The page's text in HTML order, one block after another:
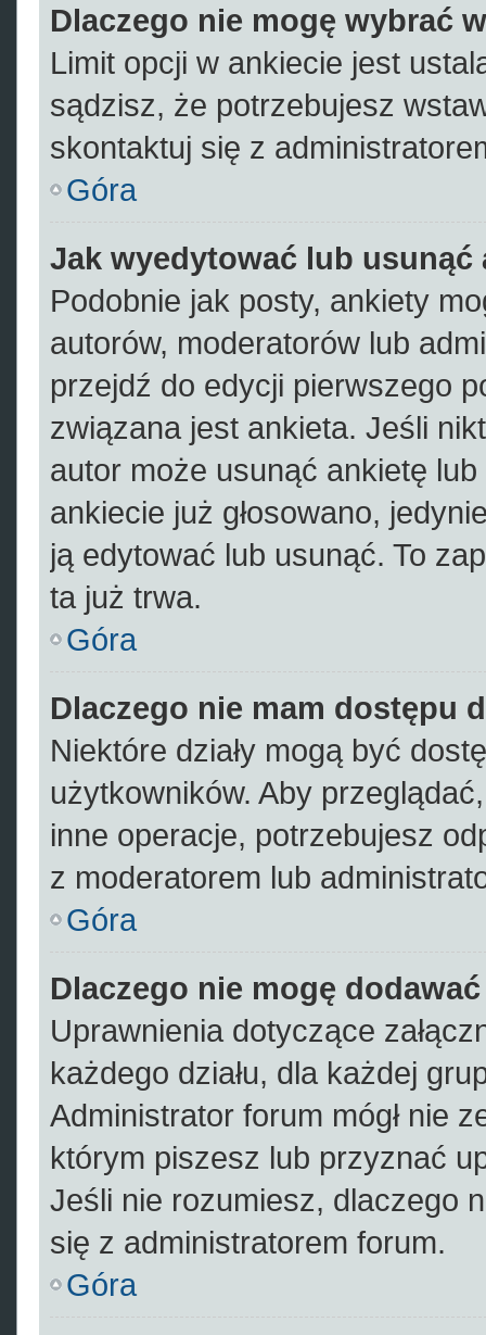
Dlaczego nie mogę wybrać
Limit opcji w ankiecie jest
sądzisz, że potrzebujesz
skontaktuj się z
Góra
Jak wyedytować lub usunąć
Podobnie jak posty, ankiety
autorów, moderatorów lub
przejdź do edycji pierwszego
związana jest ankieta. Jeśli
autor może usunąć ankietę
ankiecie już głosowano,
ją edytować lub usunąć. To
ta już trwa.
Góra
Dlaczego nie mam dostępu
Niektóre działy mogą być
użytkowników. Aby
inne operacje, potrzebujesz
z moderatorem lub
Góra
Dlaczego nie mogę
Uprawnienia dotyczące
każdego działu, dla każdej
Administrator forum mógł nie
którym piszesz lub przyznać
Jeśli nie rozumiesz, dlaczego
się z administratorem forum.
Góra